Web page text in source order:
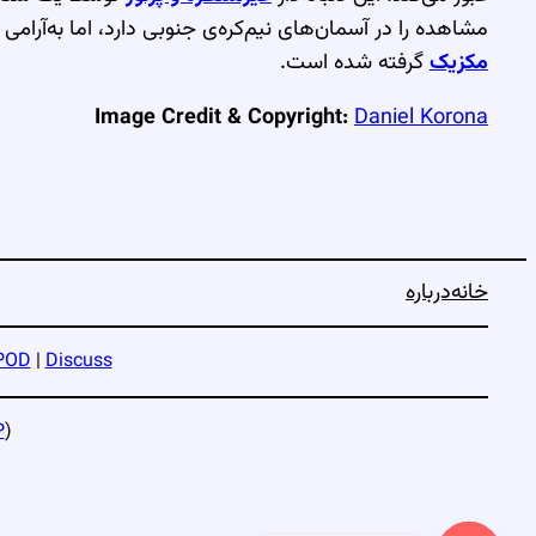
مشاهده را در آسمان‌های نیم‌کره‌ی جنوبی دارد، اما
مکزیکگرفته شده است.
Image Credit & Copyright:Daniel Korona
خانهدرباره
|Discuss
)